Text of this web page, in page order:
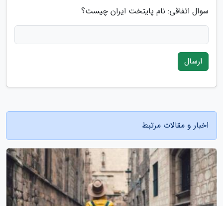
سوال اتفاقی: نام پایتخت ایران چیست؟
ارسال
اخبار و مقالات مرتبط